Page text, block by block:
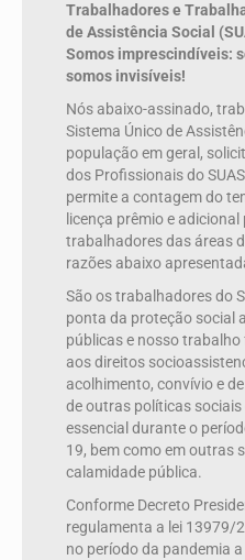
Trabalhadores e
de Assistência Social
Somos imprescindíveis:
somos invisíveis!
Nós abaixo-assinado,
Sistema Único de
população em geral,
dos Profissionais do
permite a contagem do
licença prêmio e
trabalhadores das áreas
razões abaixo
São os trabalhadores do
ponta da proteção social
públicas e nosso
aos direitos
acolhimento, convívio e
de outras políticas sociais
essencial durante o
19, bem como em outras
calamidade pública.
Conforme Decreto
regulamenta a lei 13979/
no período da pandemia